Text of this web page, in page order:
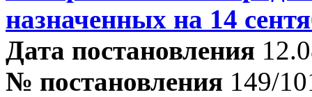
назначенных на 14
Дата постановления
№ постановления 149/